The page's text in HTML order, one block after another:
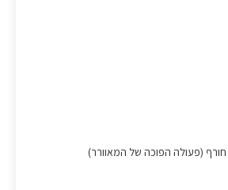
חורף (פעולה הפוכה של המאוורר)